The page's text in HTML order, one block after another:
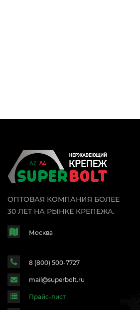
ОПТОВАЯ КОМПАНИЯ БОЛЕЕ
30 ЛЕТ НА РЫНКЕ КРЕПЕЖА.
Москва
8 (800) 500-7727
mail@superbolt.ru
Прайс-лист